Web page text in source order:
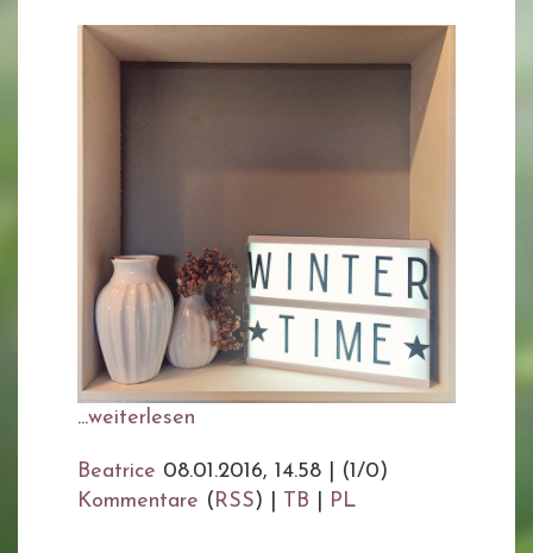
...weiterlesen
Beatrice 08.01.2016, 14.58
(1/0)
Kommentare ( RSS) | TB PL